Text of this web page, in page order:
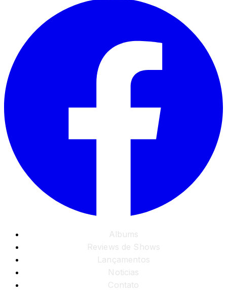
Albums
Reviews de Shows
Lançamentos
Noticias
Contato